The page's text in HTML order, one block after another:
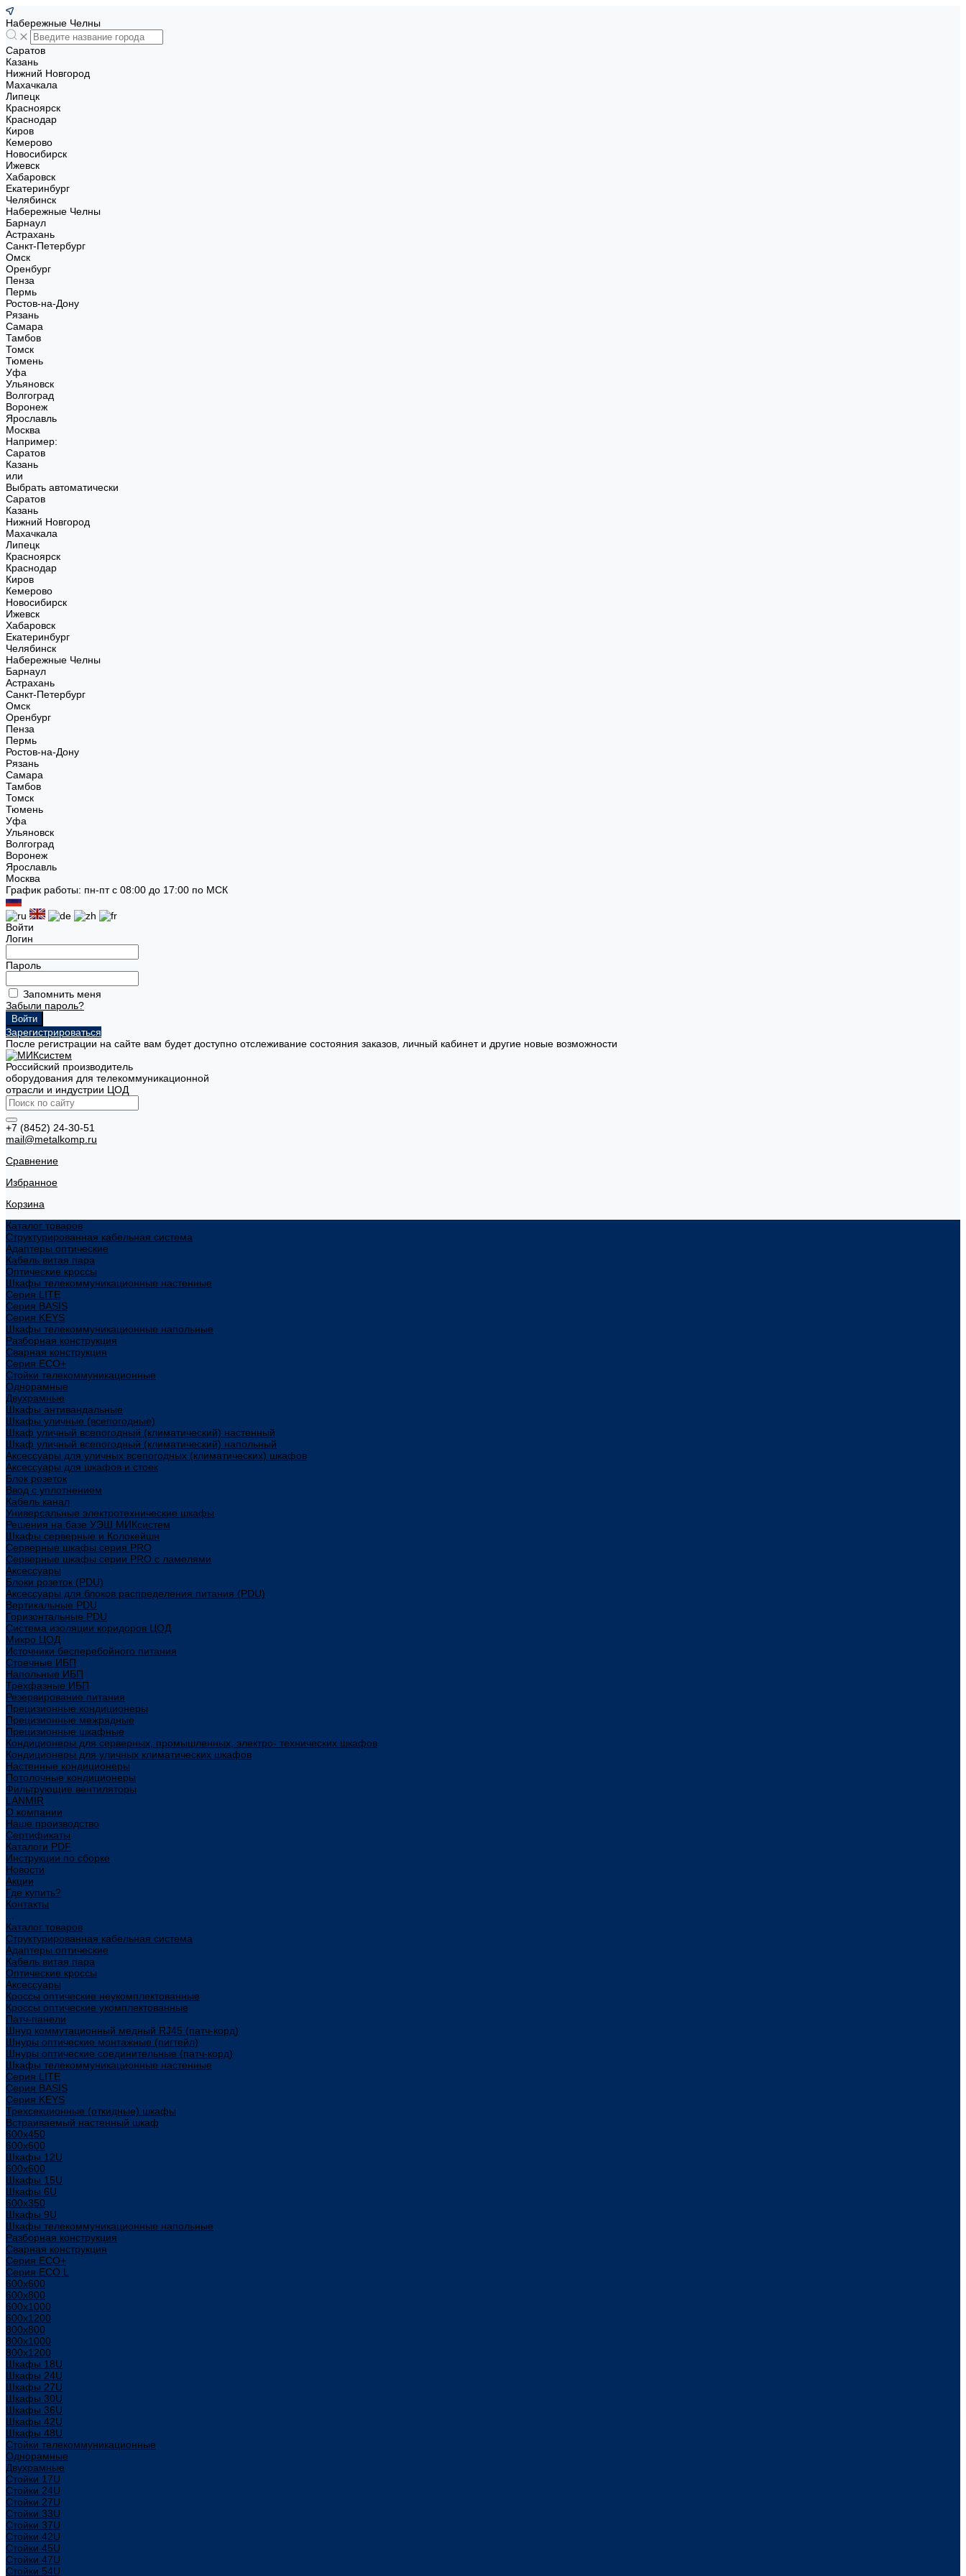
Набережные Челны
Саратов
Казань
Нижний Новгород
Махачкала
Липецк
Красноярск
Краснодар
Киров
Кемерово
Новосибирск
Ижевск
Хабаровск
Екатеринбург
Челябинск
Набережные Челны
Барнаул
Астрахань
Санкт-Петербург
Омск
Оренбург
Пенза
Пермь
Ростов-на-Дону
Рязань
Самара
Тамбов
Томск
Тюмень
Уфа
Ульяновск
Волгоград
Воронеж
Ярославль
Москва
Например:
Саратов
Казань
или
Выбрать автоматически
Саратов
Казань
Нижний Новгород
Махачкала
Липецк
Красноярск
Краснодар
Киров
Кемерово
Новосибирск
Ижевск
Хабаровск
Екатеринбург
Челябинск
Набережные Челны
Барнаул
Астрахань
Санкт-Петербург
Омск
Оренбург
Пенза
Пермь
Ростов-на-Дону
Рязань
Самара
Тамбов
Томск
Тюмень
Уфа
Ульяновск
Волгоград
Воронеж
Ярославль
Москва
График работы: пн-пт с 08:00 до 17:00 по МСК
Войти
Логин
Пароль
Запомнить меня
Забыли пароль?
Зарегистрироваться
После регистрации на сайте вам будет доступно отслеживание состояния заказов, личный кабинет и другие новые возможности
Российский производитель
оборудования для телекоммуникационной
отрасли и индустрии ЦОД
+7 (8452) 24-30-51
mail@metalkomp.ru
Сравнение
Избранное
Корзина
Каталог товаров
Структурированная кабельная система
Адаптеры оптические
Кабель витая пара
Оптические кроссы
Шкафы телекоммуникационные настенные
Cерия LITE
Cерия BASIS
Cерия KEYS
Шкафы телекоммуникационные напольные
Разборная конструкция
Сварная конструкция
Серия ECO+
Стойки телекоммуникационные
Однорамные
Двухрамные
Шкафы антивандальные
Шкафы уличные (всепогодные)
Шкаф уличный всепогодный (климатический) настенный
Шкаф уличный всепогодный (климатический) напольный
Аксессуары для уличных всепогодных (климатических) шкафов
Аксессуары для шкафов и стоек
Блок розеток
Ввод с уплотнением
Кабель канал
Универсальные электротехнические шкафы
Решения на базе УЭШ МИКсистем
Шкафы серверные и Колокейшн
Серверные шкафы серия PRO
Серверные шкафы серии PRO с ламелями
Аксессуары
Блоки розеток (PDU)
Аксессуары для блоков распределения питания (PDU)
Вертикальные PDU
Горизонтальные PDU
Система изоляции коридоров ЦОД
Микро ЦОД
Источники бесперебойного питания
Стоечные ИБП
Напольные ИБП
Трёхфазные ИБП
Резервирование питания
Прецизионные кондиционеры
Прецизионные межрядные
Прецизионные шкафные
Кондиционеры для серверных, промышленных, электро- технических шкафов
Кондиционеры для уличных климатических шкафов
Настенные кондиционеры
Потолочные кондиционеры
Фильтрующие вентиляторы
LANMIR
О компании
Наше производство
Сертификаты
Каталоги PDF
Инструкции по сборке
Новости
Акции
Где купить?
Контакты
Каталог товаров
Структурированная кабельная система
Адаптеры оптические
Кабель витая пара
Оптические кроссы
Аксессуары
Кроссы оптические неукомплектованные
Кроссы оптические укомплектованные
Патч-панели
Шнур коммутационный медный RJ45 (патч-корд)
Шнуры оптические монтажные (пигтейл)
Шнуры оптические соединительные (патч-корд)
Шкафы телекоммуникационные настенные
Cерия LITE
Cерия BASIS
Cерия KEYS
Трехсекционные (откидные) шкафы
Встраиваемый настенный шкаф
600x450
600x600
Шкафы 12U
600x600
Шкафы 15U
Шкафы 6U
600x350
Шкафы 9U
Шкафы телекоммуникационные напольные
Разборная конструкция
Сварная конструкция
Серия ECO+
Серия ECO L
600x600
600x800
600х1000
600х1200
800x800
800х1000
800х1200
Шкафы 18U
Шкафы 24U
Шкафы 27U
Шкафы 30U
Шкафы 36U
Шкафы 42U
Шкафы 48U
Стойки телекоммуникационные
Однорамные
Двухрамные
Стойки 17U
Стойки 24U
Стойки 27U
Стойки 33U
Стойки 37U
Стойки 42U
Стойки 45U
Стойки 47U
Стойки 54U